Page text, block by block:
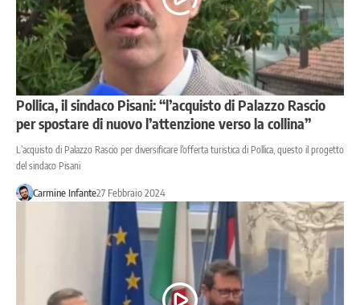
Pollica, il sindaco Pisani: “l’acquisto di Palazzo Rascio
per spostare di nuovo l’attenzione verso la collina”
L’acquisto di Palazzo Rascio per diversificare l’offerta turistica di Pollica, questo il progetto
del sindaco Pisani
Carmine Infante27 Febbraio 2024